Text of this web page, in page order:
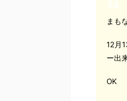
まも
12月
ー出
OK